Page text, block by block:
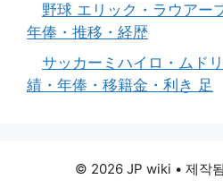
野球 エリック・ラウアー
年俸・推移・経歴
サッカーミハイロ・ムド
績・年俸・移籍金・利き 足
© 2026 JP wiki • 제작됨